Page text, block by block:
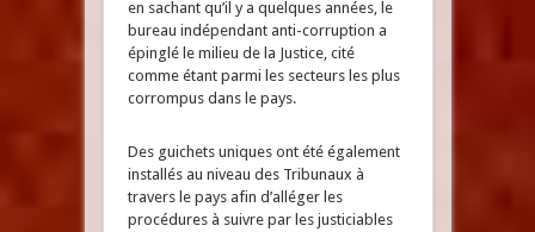
en sachant qu’il y a quelques années, le
bureau indépendant anti-corruption a
épinglé le milieu de la Justice, cité
comme étant parmi les secteurs les plus
corrompus dans le pays.
Des guichets uniques ont été également
installés au niveau des Tribunaux à
travers le pays afin d’alléger les
procédures à suivre par les justiciables